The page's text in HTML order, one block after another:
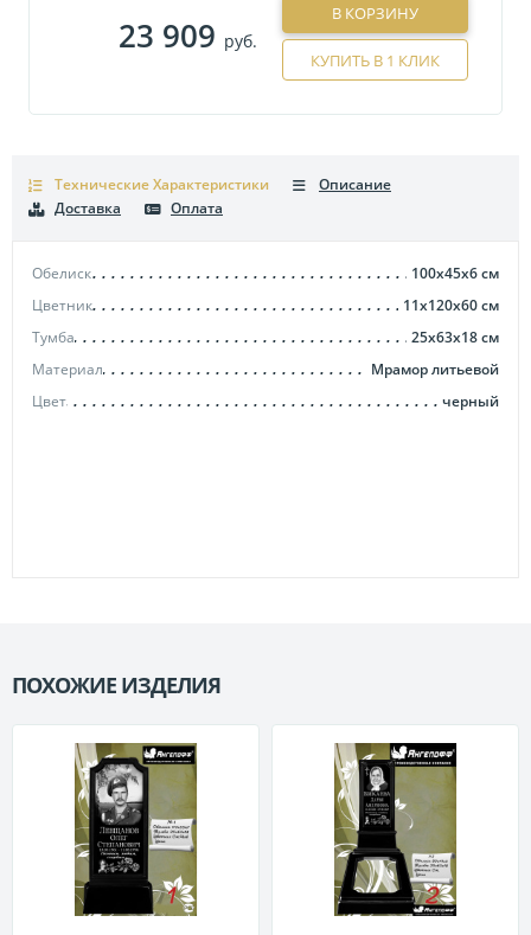
23 909 руб.
В КОРЗИНУ
КУПИТЬ В 1 КЛИК
Технические Характеристики
Обелиск 100x45x6см
Цветник
11x120x60см
Тумба
25x63x18см
Материал
Мрамор литьевой
Цвет
черный
Описание
Доставка
Оплата
ПОХОЖИЕ ИЗДЕЛИЯ